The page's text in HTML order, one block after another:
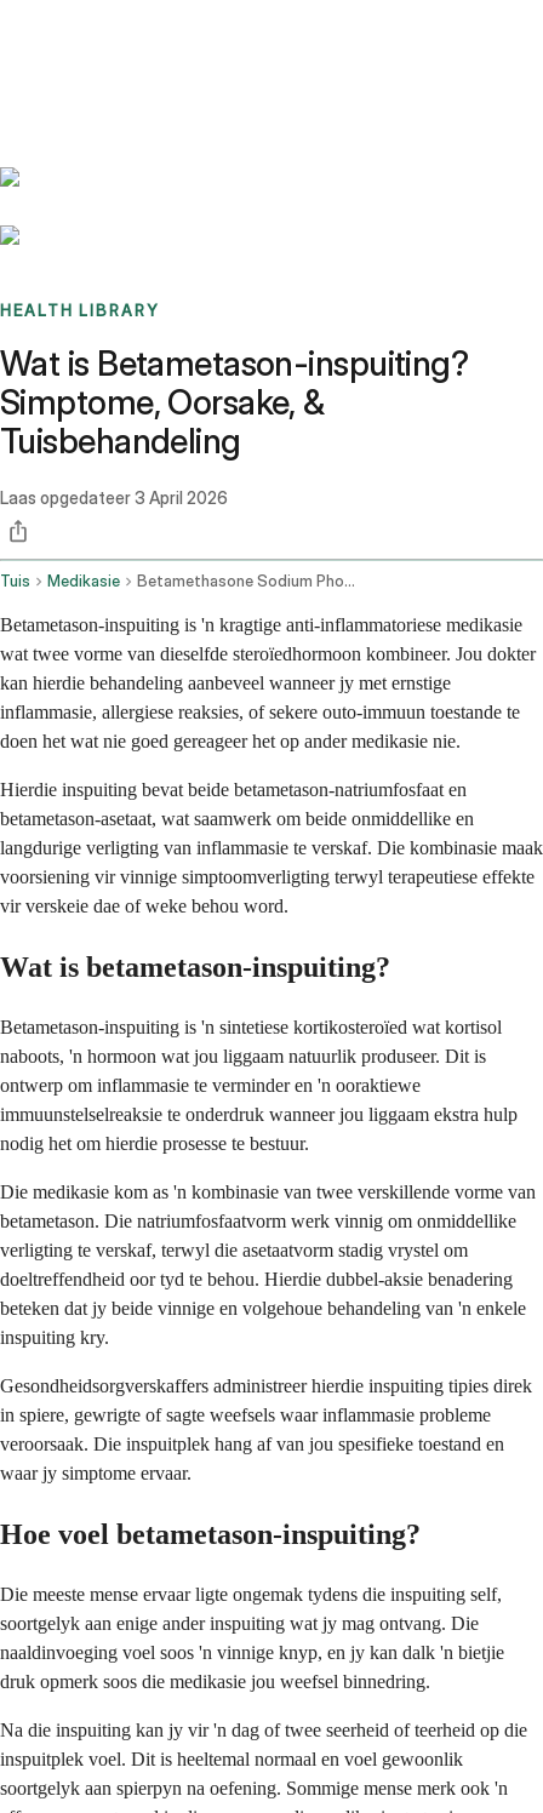
HEALTH LIBRARY
Wat is Betametason-inspuiting?
Simptome, Oorsake, &
Tuisbehandeling
Laas opgedateer3 April 2026
Tuis Medikasie Betamethasone Sodium Phosphate And Betamethasone Acetate Injection Route
Betametason-inspuiting is 'n kragtige anti-inflammatoriese medikasie
wat twee vorme van dieselfde steroïedhormoon kombineer. Jou dokter
kan hierdie behandeling aanbeveel wanneer jy met ernstige
inflammasie, allergiese reaksies, of sekere outo-immuun toestande te
doen het wat nie goed gereageer het op ander medikasie nie.
Hierdie inspuiting bevat beide betametason-natriumfosfaat en
betametason-asetaat, wat saamwerk om beide onmiddellike en
langdurige verligting van inflammasie te verskaf. Die kombinasie maak
voorsiening vir vinnige simptoomverligting terwyl terapeutiese effekte
vir verskeie dae of weke behou word.
Wat is betametason-inspuiting?
Betametason-inspuiting is 'n sintetiese kortikosteroïed wat kortisol
naboots, 'n hormoon wat jou liggaam natuurlik produseer. Dit is
ontwerp om inflammasie te verminder en 'n ooraktiewe
immuunstelselreaksie te onderdruk wanneer jou liggaam ekstra hulp
nodig het om hierdie prosesse te bestuur.
Die medikasie kom as 'n kombinasie van twee verskillende vorme van
betametason. Die natriumfosfaatvorm werk vinnig om onmiddellike
verligting te verskaf, terwyl die asetaatvorm stadig vrystel om
doeltreffendheid oor tyd te behou. Hierdie dubbel-aksie benadering
beteken dat jy beide vinnige en volgehoue behandeling van 'n enkele
inspuiting kry.
Gesondheidsorgverskaffers administreer hierdie inspuiting tipies direk
in spiere, gewrigte of sagte weefsels waar inflammasie probleme
veroorsaak. Die inspuitplek hang af van jou spesifieke toestand en
waar jy simptome ervaar.
Hoe voel betametason-inspuiting?
Die meeste mense ervaar ligte ongemak tydens die inspuiting self,
soortgelyk aan enige ander inspuiting wat jy mag ontvang. Die
naaldinvoeging voel soos 'n vinnige knyp, en jy kan dalk 'n bietjie
druk opmerk soos die medikasie jou weefsel binnedring.
Na die inspuiting kan jy vir 'n dag of twee seerheid of teerheid op die
inspuitplek voel. Dit is heeltemal normaal en voel gewoonlik
soortgelyk aan spierpyn na oefening. Sommige mense merk ook 'n